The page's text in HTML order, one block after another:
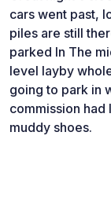
cars went past,
piles are still
parked In The
level layby
going to park in
commission had
muddy shoes.